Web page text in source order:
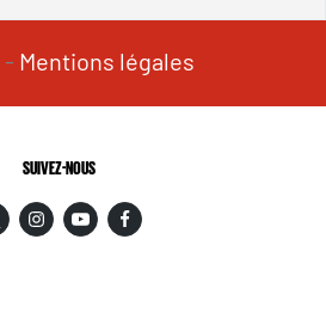
- Mentions légales
SUIVEZ-NOUS